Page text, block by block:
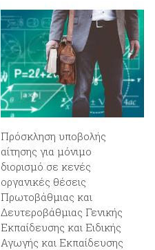
Πρόσκληση υποβολής
αίτησης για μόνιμο
διορισμό σε κενές
οργανικές θέσεις
Πρωτοβάθμιας και
Δευτεροβάθμιας Γενικής
Εκπαίδευσης και Ειδικής
Αγωγής και Εκπαίδευσης